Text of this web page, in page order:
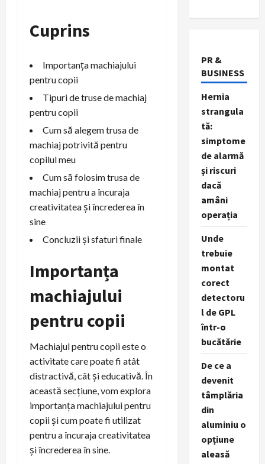
Cuprins
Importanța machiajului
pentru copii
Tipuri de truse de machiaj
pentru copii
Cum să alegem trusa de
machiaj potrivită pentru
copilul meu
Cum să folosim trusa de
machiaj pentru a încuraja
creativitatea și încrederea în
sine
Concluzii și sfaturi finale
Importanța
machiajului
pentru copii
Machiajul pentru copii este o
activitate care poate fi atât
distractivă, cât și educativă. În
această secțiune, vom explora
importanța machiajului pentru
copii și cum poate fi utilizat
pentru a încuraja creativitatea
și încrederea în sine.
PR &
BUSINESS
Hernia
strangula
tă:
simptome
de alarmă
și riscuri
dacă
amâni
operația
Unde
trebuie
montat
corect
detectoru
l de GPL
într-o
bucătărie
De ce a
devenit
tâmplăria
din
aluminiu o
opțiune
aleasă